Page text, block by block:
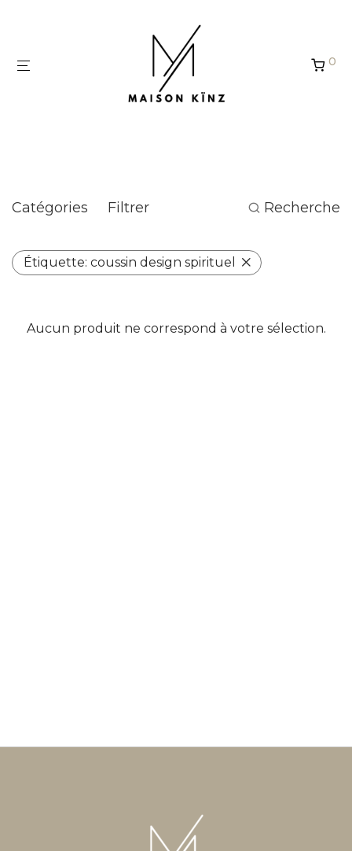
0
Catégories Filtrer Recherche
Étiquette: coussin design spirituel
Aucun produit ne correspond à votre sélection.